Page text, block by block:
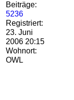
Beiträge:
5236
Registriert:
23. Juni
2006 20:15
Wohnort:
OWL